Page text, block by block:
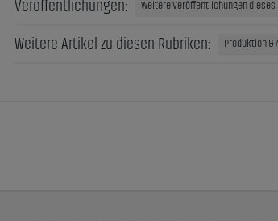
Veröffentlichungen: Weitere Veröffentlichungen
Weitere Artikel zu diesen Rubriken: Produktion &